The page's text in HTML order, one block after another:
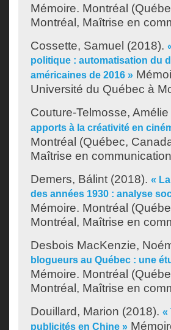
Mémoire. Montréal
Montréal, Maîtrise en
Cossette, Samuel (2018).
politique : automatisation du
américaines de 2016 »
Université du Québec à
Couture-Telmosse, Amélie
apports à la créativité en
Montréal (Québec,
Maîtrise en
Demers, Bálint (2018). «
des années 1930 : analyse
Mémoire. Montréal
Montréal, Maîtrise en
Desbois MacKenzie,
blogueurs au Québec : une
Mémoire. Montréal
Montréal, Maîtrise en
Douillard, Marion (2018). «
publicités en Chine »